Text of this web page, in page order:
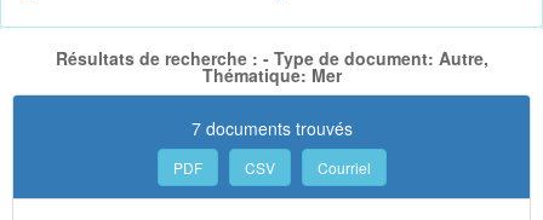
Résultats de recherche : - Type de document: Autre,
Thématique: Mer
7 documents trouvés
PDF CSV Courriel